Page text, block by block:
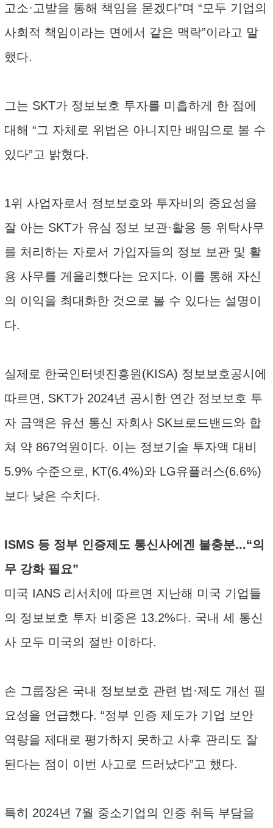
고소·고발을 통해 책임을 묻겠다”며 “모두 기업의
사회적 책임이라는 면에서 같은 맥락”이라고 말
했다.
그는 SKT가 정보보호 투자를 미흡하게 한 점에
대해 “그 자체로 위법은 아니지만 배임으로 볼 수
있다”고 밝혔다.
1위 사업자로서 정보보호와 투자비의 중요성을
잘 아는 SKT가 유심 정보 보관·활용 등 위탁사무
를 처리하는 자로서 가입자들의 정보 보관 및 활
용 사무를 게을리했다는 요지다. 이를 통해 자신
의 이익을 최대화한 것으로 볼 수 있다는 설명이
다.
실제로 한국인터넷진흥원(KISA) 정보보호공시에
따르면, SKT가 2024년 공시한 연간 정보보호 투
자 금액은 유선 통신 자회사 SK브로드밴드와 합
쳐 약 867억원이다. 이는 정보기술 투자액 대비
5.9% 수준으로, KT(6.4%)와 LG유플러스(6.6%)
보다 낮은 수치다.
ISMS 등 정부 인증제도 통신사에겐 불충분...“의
무 강화 필요”
미국 IANS 리서치에 따르면 지난해 미국 기업들
의 정보보호 투자 비중은 13.2%다. 국내 세 통신
사 모두 미국의 절반 이하다.
손 그룹장은 국내 정보보호 관련 법·제도 개선 필
요성을 언급했다. “정부 인증 제도가 기업 보안
역량을 제대로 평가하지 못하고 사후 관리도 잘
된다는 점이 이번 사고로 드러났다”고 했다.
특히 2024년 7월 중소기업의 인증 취득 부담을